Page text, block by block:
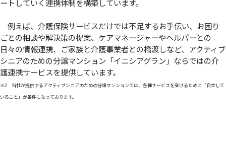
ートしていく連携体制を構築しています。
例えば、介護保険サービスだけでは不足するお手伝い、お困り
ごとの相談や解決策の提案、ケアマネージャーやヘルパーとの
日々の情報連携、ご家族と介護事業者との橋渡しなど、アクティブ
シニアのための分譲マンション「イニシアグラン」ならではの介
護連携サービスを提供しています。
※2 当社が提供するアクティブシニアのための分譲マンションでは、各種サービスを受けるために「自立して
いること」が条件になっております。